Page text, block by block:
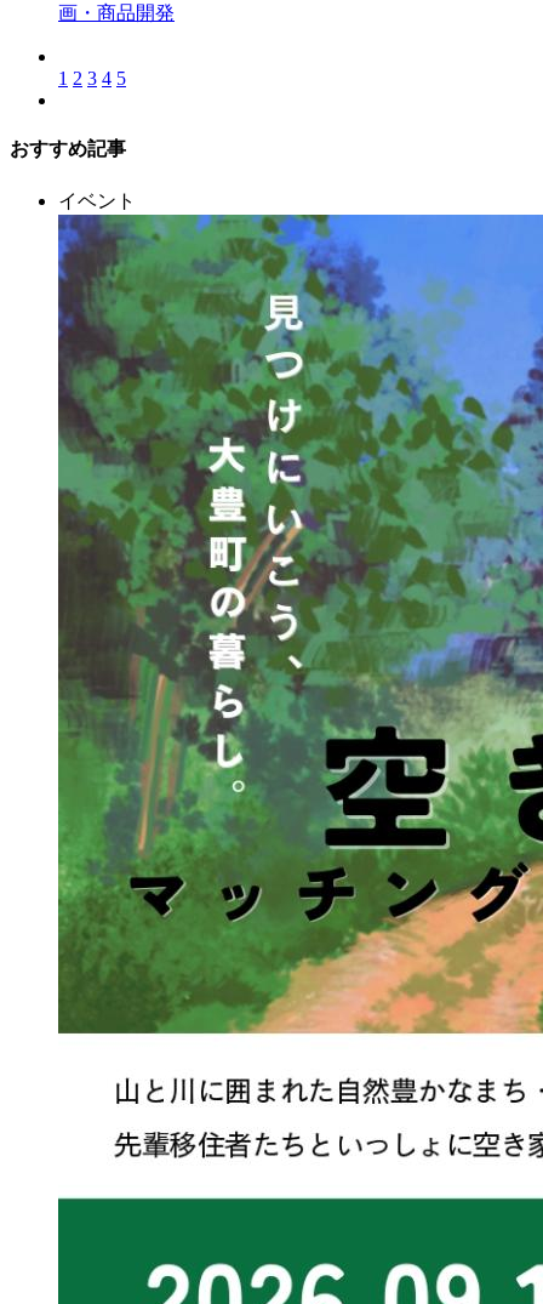
画・商品開発
1 2 3 4 5
おすすめ記事
イベント